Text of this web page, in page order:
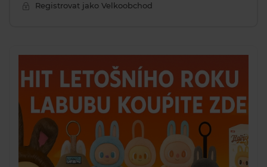
Registrovat jako Velkoobchod